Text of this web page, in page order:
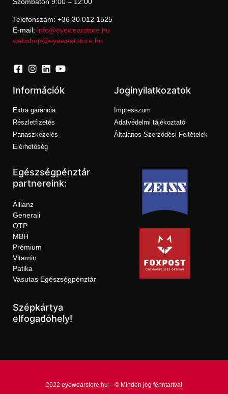
Telefonszám: +36 30 012 1525
E-mail: info@eyewearstore.hu
webshop@eyewearstore.hu
Információk
Extra garancia
Részletfizetés
Panaszkezelés
Elérhetőség
Joginyilatkozatok
Impresszum
Adatvédelmi tájékoztató
Általános Szerződési Feltételek
Egészségpénztár
partnereink:
Allianz
Generali
OTP
MBH
Prémium
Vitamin
Patika
Vasutas Egészségpénztár
Szépkártya
elfogadóhely!
2022 eyewearstore.hu – © Minden jog fenntartva!